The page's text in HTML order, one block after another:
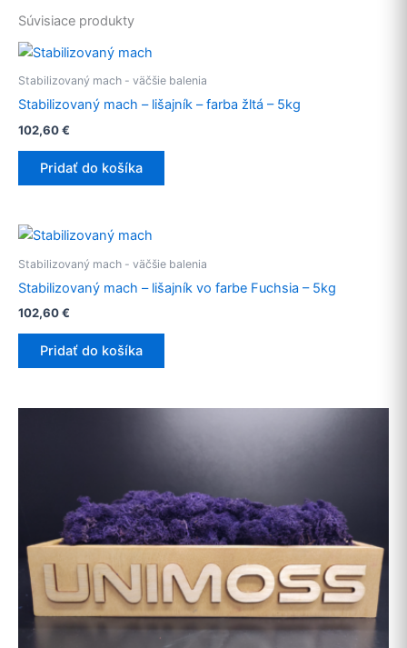
Súvisiace produkty
Stabilizovaný mach - väčšie balenia
Stabilizovaný mach – lišajník – farba žltá – 5kg
102,60€
Pridať do košíka
Stabilizovaný mach - väčšie balenia
Stabilizovaný mach – lišajník vo farbe Fuchsia – 5kg
102,60€
Pridať do košíka